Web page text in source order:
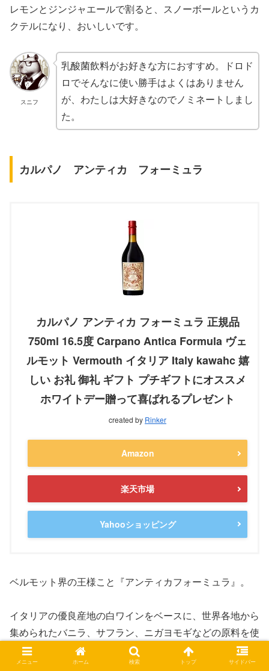
レモンとジンジャエールで割ると、スノーボールというカ
クテルになり、おいしいです。
スニフ
乳酸菌飲料がお好きな方におすすめ。ドロド
ロでそんなに使い勝手はよくはありません
が、わたしは大好きなのでノミネートしまし
た。
カルパノ アンティカ フォーミュラ
カルパノ アンティカ フォーミュラ 正規品
750ml 16.5度 Carpano Antica Formula ヴェ
ルモット Vermouth イタリア Italy kawahc 嬉
しい お礼 御礼 ギフト プチギフトにオススメ
ホワイトデー贈って喜ばれるプレゼント
created by Rinker
Amazon
楽天市場
Yahooショッピング
ベルモット界の王様こと『アンティカフォーミュラ』。
イタリアの優良産地の白ワインをベースに、世界各地から
集められたバニラ、サフラン、ニガヨモギなどの原料を使
い、
メニュー ホーム 検索 トップ サイドバー